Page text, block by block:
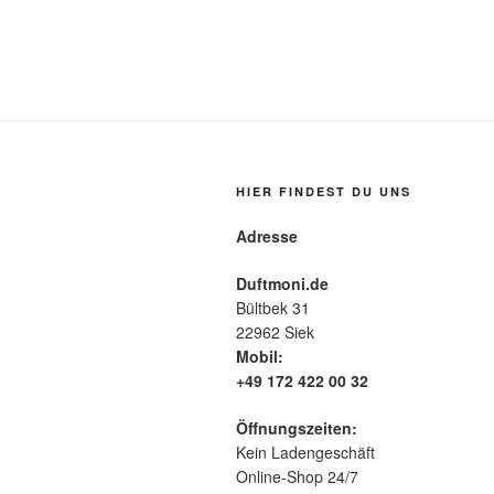
können
HIER FINDEST DU UNS
Adresse
Duftmoni.de
Bültbek 31
22962 Siek
Mobil:
+49 172 422 00 32
Öffnungszeiten:
Kein Ladengeschäft
Online-Shop 24/7